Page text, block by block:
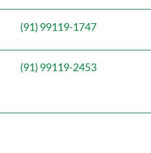
(91) 99119-1747
(91) 99119-2453